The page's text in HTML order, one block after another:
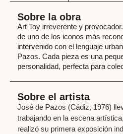
Sobre la obra
Art Toy irreverente y
de uno de los iconos más
intervenido con el lenguaje
Pazos. Cada pieza es una
personalidad, perfecta para
Sobre el artista
José de Pazos (Cádiz, 1976)
trabajando en la escena
realizó su primera exposición